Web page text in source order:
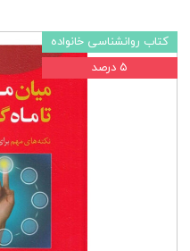
کتاب روانشناسی خانواده
۵ درصد